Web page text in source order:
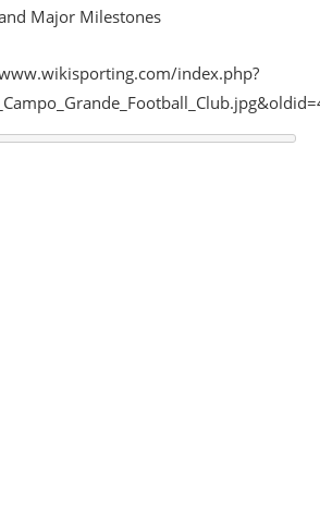
Major Milestones
index.php?